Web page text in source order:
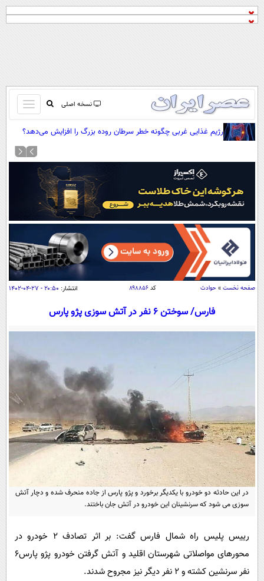
نسخه اصلی
باز
و
بسته
کردن
صفحه اول
آرشیو
نظرسنجی
آب و هوا
اوقات شرعی
سواد زندگی
اقتصاد
اقتصادی
جامعه
یک برش دانایی
محیط زیست
سفر و تفریح
علم و دانش
فناوری و It
علمی
اخبار کریپتو
قرآن
گوناگون
سرگرمی
باشگاه مغز
مجله تصویری سلاح
فیلم
اقتصاد
ورزش
سیاست
سرگرمی
فناوری
گوناگون
عصر ایران 2
خواندنی ها و دیدنی ها
داستان کوتاه
پیامک
روانشناسی
آشپزی
آموزش زبان
رژیم غذایی غربی چگونه خطر سرطان روده بزرگ را افزایش می‌دهد؟
صفحه نخست » حوادث کد۸۹۸۸۵۶ انتشار: ۲۰:۵۰ - ۲۷-۰۴-۱۴۰۲
فارس/ سوختن ۶ نفر در آتش سوزی پژو پارس
در این حادثه دو خودرو با یکدیگر برخورد و پژو پارس از جاده منحرف شده و دچار آتش
سوزی می شود که سرنشینان این خودرو در آتش جان باختند.
رییس پلیس راه شمال فارس گفت: بر اثر تصادف ۲ خودرو در
محورهای مواصلاتی شهرستان اقلید و آتش گرفتن خودرو پژو پارس۶
نفر سرنشین کشته و ۲ نفر دیگر نیز مجروح شدند.